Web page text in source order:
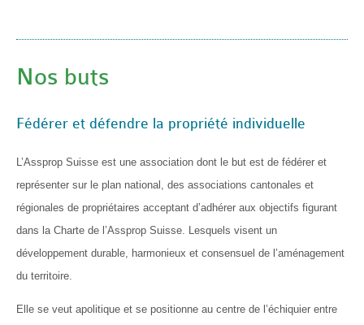
Nos buts
Fédérer et défendre la propriété individuelle
L’Assprop Suisse est une association dont le but est de fédérer et
représenter sur le plan national, des associations cantonales et
régionales de propriétaires acceptant d’adhérer aux objectifs figurant
dans la Charte de l’Assprop Suisse. Lesquels visent un
développement durable, harmonieux et consensuel de l’aménagement
du territoire.
Elle se veut apolitique et se positionne au centre de l’échiquier entre